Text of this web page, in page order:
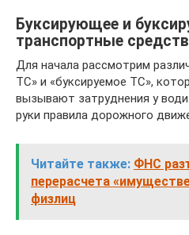
Буксирующее и
транспортные
Для начала рассмотрим
ТС» и «буксируемое ТС»,
вызывают затруднения у
руки правила дорожного
Читайте также: ФНС
перерасчета
физлиц